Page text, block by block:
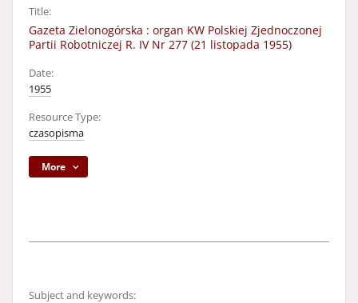
Title:
Gazeta Zielonogórska : organ KW Polskiej Zjednoczonej
Partii Robotniczej R. IV Nr 277 (21 listopada 1955)
Date:
1955
Resource Type:
czasopisma
More
Subject and keywords: